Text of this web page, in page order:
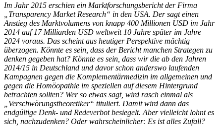
Im Jahr 2015 erschien ein Marktforschungsbericht der Firma
„Transparency Market Research“ in den USA. Der sagt einen
Anstieg des Marktvolumens von knapp 400 Millionen USD im Jahr
2014 auf 17 Milliarden USD weltweit 10 Jahre später im Jahre
2024 voraus. Das scheint aus heutiger Perspektive mächtig
überzogen. Könnte es sein, dass der Bericht manchen Strategen zu
denken gegeben hat? Könnte es sein, dass wir die ab den Jahren
2014/15 in Deutschland und davor schon anderswo laufenden
Kampagnen gegen die Komplementärmedizin im allgemeinen und
gegen die Homöopathie im speziellen auf diesem Hintergrund
betrachten sollten? Wer so etwas sagt, wird rasch einmal als
„Verschwörungstheoretiker“ tituliert. Damit wird dann das
endgültige Denk- und Redeverbot besiegelt. Aber vielleicht lohnt es
sich, nachzudenken? Oder wahrscheinlicher: Es ist alles Zufall?